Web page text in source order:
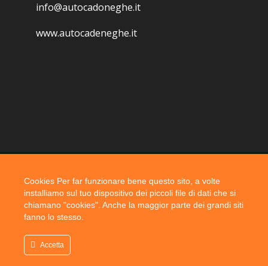
info@autocadoneghe.it
www.autocadeneghe.it
Coyright 2019 @ autocadoneghe s.a.s.
Cookies Per far funzionare bene questo sito, a volte
installiamo sul tuo dispositivo dei piccoli file di dati che si
chiamano "cookies". Anche la maggior parte dei grandi siti
fanno lo stesso.
Accetta